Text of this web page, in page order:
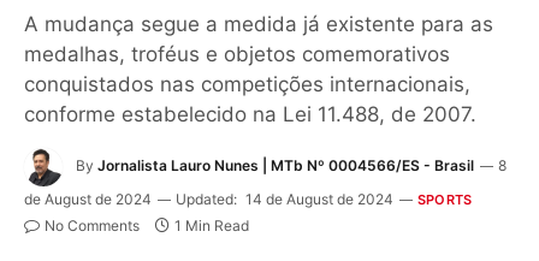
A mudança segue a medida já existente para as
medalhas, troféus e objetos comemorativos
conquistados nas competições internacionais,
conforme estabelecido na Lei 11.488, de 2007.
By Jornalista Lauro Nunes | MTb Nº 0004566/ES - Brasil
8
de August de 2024
Updated: 14 de August de 2024 SPORTS
No Comments 1 Min Read